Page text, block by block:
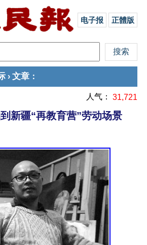
电子报 正體版
› 文章 ：
人气： 31,721
新疆“再教育营”劳动场景